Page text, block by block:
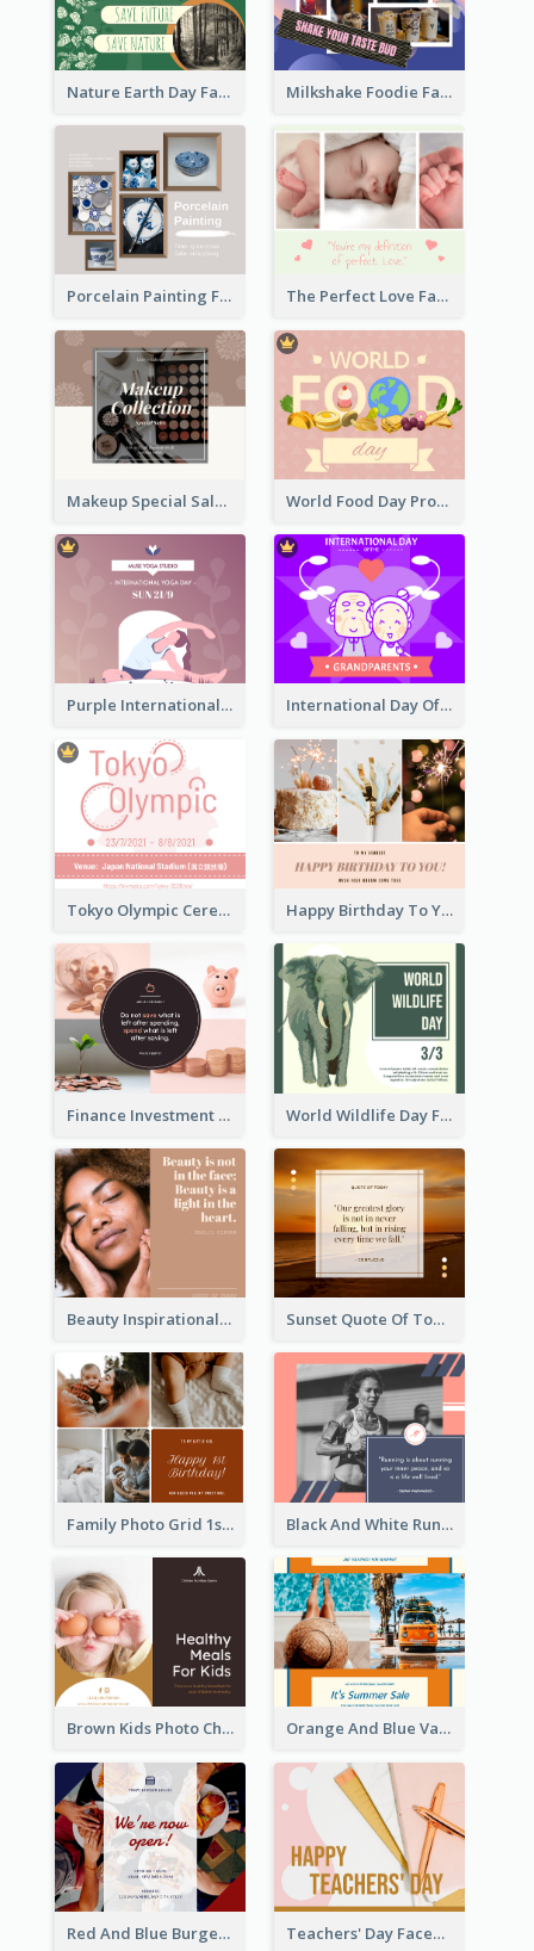
Nature Earth Day Facebook Post Milkshake Foodie Facebook Post
Porcelain Painting Facebook Post The Perfect Love Facebook Post
Makeup Special Sale Facebook Post World Food Day Promote Facebook Post
Purple International Yoga Day Facebook Post Design International Day Of Grandparents Facebook Post
Tokyo Olympic Ceremony Facebook Post Happy Birthday To You Wishes Facebook Post
Finance Investment Quote Facebook Post World Wildlife Day Facebook Post
Beauty Inspirational Quote Facebook Post Sunset Quote Of Today Facebook Post
Family Photo Grid 1st Baby Birthday Facebook Post Black And White Running Quote Facebook Post
Brown Kids Photo Children Meal Cooking Facebook Post Orange And Blue Vacation Photo Summer Sale Facebook Post
Red And Blue Burger Photo Restaurant Opening Facebook Post Teachers' Day Facebook Post With Pink And Orange Decorations